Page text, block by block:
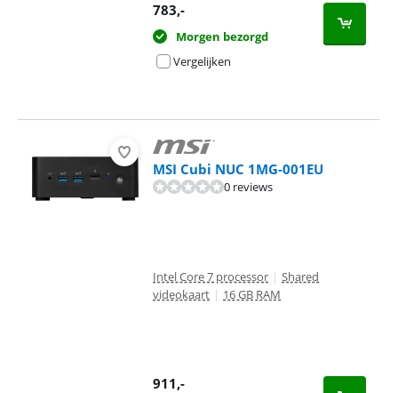
783,-
Morgen bezorgd
Vergelijken
MSI Cubi NUC 1MG-001EU
0 reviews
Intel Core 7 processor | Shared
videokaart | 16 GB RAM
911,-